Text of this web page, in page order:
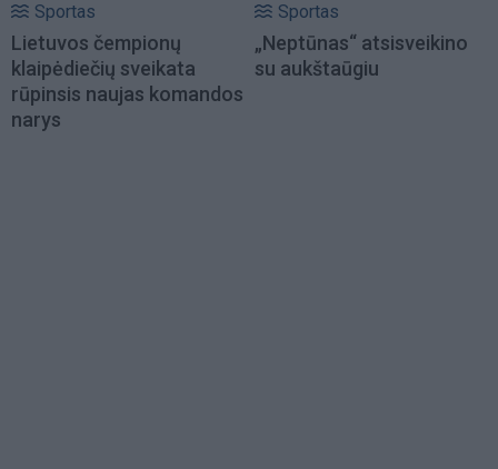
Sportas
Lietuvos čempionų
klaipėdiečių sveikata
rūpinsis naujas komandos
narys
Sportas
„Neptūnas“ atsisveikino
su aukštaūgiu